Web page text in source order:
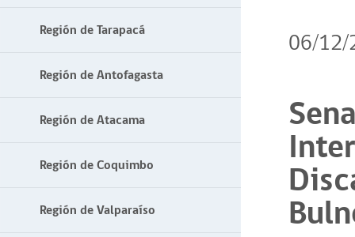
Región de Tarapacá
Región de Antofagasta
Región de Atacama
Región de Coquimbo
Región de Valparaíso
06/